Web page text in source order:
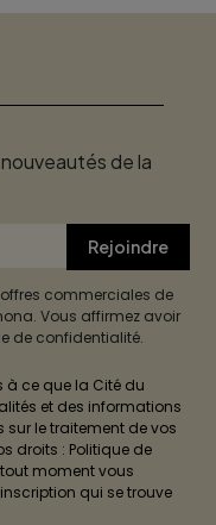
de la
Rejoindre
commerciales de
Vous affirmez avoir
de confidentialité.
à ce que la Cité du
et des informations
sur le traitement de vos
droits : Politique de
moment vous
qui se trouve